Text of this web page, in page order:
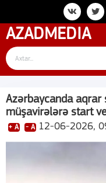
AZADMEDIA
Azərbaycanda aqrar
müşavirələrə start
+ A - A 12-06-2026,